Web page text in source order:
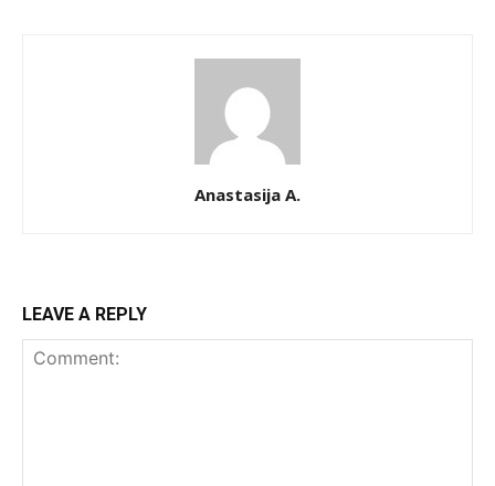
Anastasija A.
LEAVE A REPLY